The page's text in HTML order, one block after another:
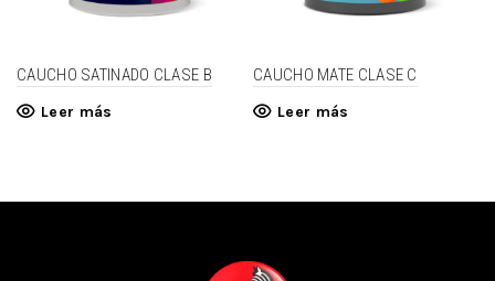
CAUCHO SATINADO CLASE B
Leer más
CAUCHO MATE CLASE C
Leer más